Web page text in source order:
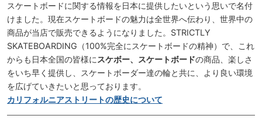
スケートボードに関する情報を日本に提供したいという思いで名付
けました。現在スケートボードの魅力は全世界へ伝わり、世界中の
商品が当店で販売できるようになりました。STRICTLY
SKATEBOARDING（100%完全にスケートボードの精神）で、これ
からも日本全国の皆様に スケボー、スケートボードの商品、楽しさ
をいち早く提供し、スケートボーダー達の輪と共に、より良い環境
を広げていきたいと思っております。
カリフォルニアストリートの歴史について